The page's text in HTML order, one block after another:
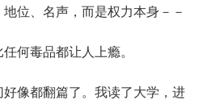
、名声，而是权力本身－－
何毒品都让人上瘾。
像都翻篇了。我读了大学，进